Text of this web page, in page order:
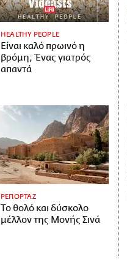
HEALTHY PEOPLE
Είναι καλό πρωινό η
βρόμη; Ένας γιατρός
απαντά
ΡΕΠΟΡΤΑΖ
Το θολό και δύσκολο
μέλλον της Μονής Σινά